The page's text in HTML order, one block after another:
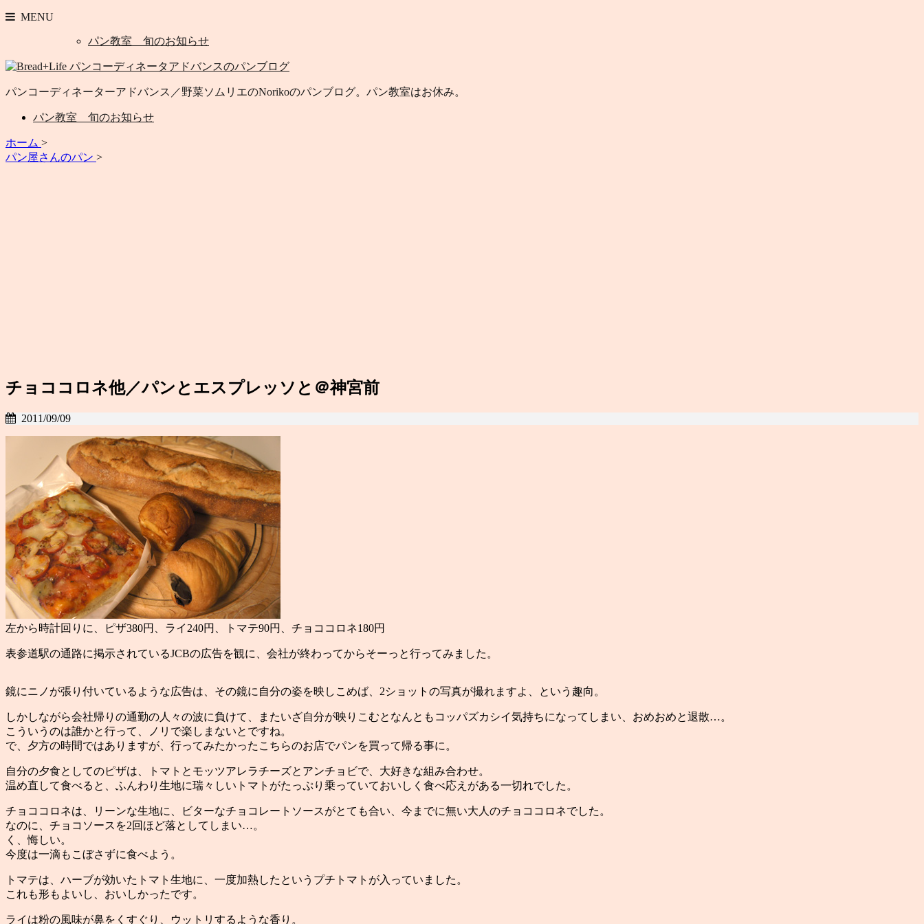
MENU
パン教室 旬のお知らせ
パンコーディネーターアドバンス／野菜ソムリエのNorikoのパンブログ。パン教室はお休み。
パン教室 旬のお知らせ
ホーム >
パン屋さんのパン >
チョココロネ他／パンとエスプレッソと＠神宮前
2011/09/09
左から時計回りに、ピザ380円、ライ240円、トマテ90円、チョココロネ180円
表参道駅の通路に掲示されているJCBの広告を観に、会社が終わってからそーっと行ってみました。
鏡にニノが張り付いているような広告は、その鏡に自分の姿を映しこめば、2ショットの写真が撮れますよ、という趣向。
しかしながら会社帰りの通勤の人々の波に負けて、またいざ自分が映りこむとなんともコッパズカシイ気持ちになってしまい、おめおめと退散…。
こういうのは誰かと行って、ノリで楽しまないとですね。
で、夕方の時間ではありますが、行ってみたかったこちらのお店でパンを買って帰る事に。
自分の夕食としてのピザは、トマトとモッツアレラチーズとアンチョビで、大好きな組み合わせ。
温め直して食べると、ふんわり生地に瑞々しいトマトがたっぷり乗っていておいしく食べ応えがある一切れでした。
チョココロネは、リーンな生地に、ビターなチョコレートソースがとても合い、今までに無い大人のチョココロネでした。
なのに、チョコソースを2回ほど落としてしまい…。
く、悔しい。
今度は一滴もこぼさずに食べよう。
トマテは、ハーブが効いたトマト生地に、一度加熱したというプチトマトが入っていました。
これも形もよいし、おいしかったです。
ライは粉の風味が鼻をくすぐり、ウットリするような香り。